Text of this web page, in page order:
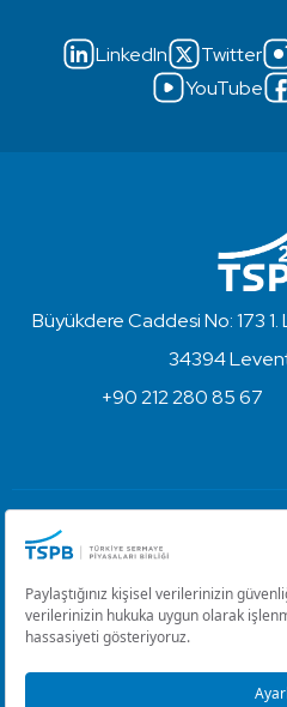
LinkedIn Twitter
YouTube
Büyükdere Caddesi No: 173
34394
+90 212 280 85 67
Kullanım
Çerez